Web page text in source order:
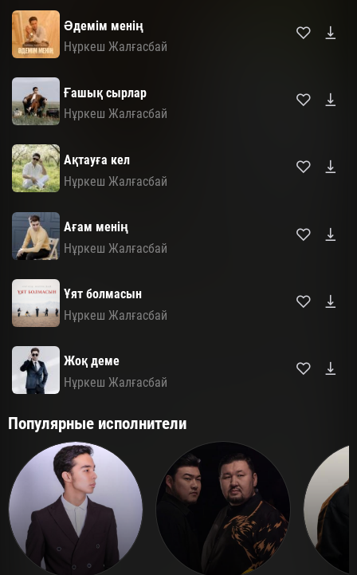
Әдемім менің
Нұркеш Жалғасбай
Ғашық сырлар
Нұркеш Жалғасбай
Ақтауға кел
Нұркеш Жалғасбай
Ағам менің
Нұркеш Жалғасбай
Ұят болмасын
Нұркеш Жалғасбай
Жоқ деме
Нұркеш Жалғасбай
Популярные исполнители